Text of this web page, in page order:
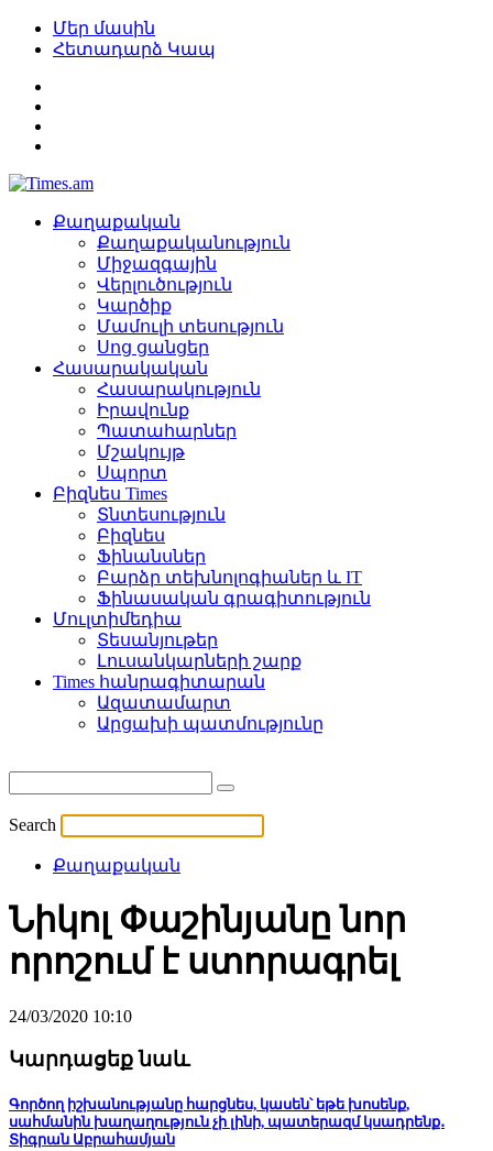
Մեր մասին
Հետադարձ Կապ
Քաղաքական
Քաղաքականություն
Միջազգային
Վերլուծություն
Կարծիք
Մամուլի տեսություն
Սոց ցանցեր
Հասարակական
Հասարակություն
Իրավունք
Պատահարներ
Մշակույթ
Սպորտ
Բիզնես Times
Տնտեսություն
Բիզնես
Ֆինանսներ
Բարձր տեխնոլոգիաներ և IT
Ֆինասական գրագիտություն
Մուլտիմեդիա
Տեսանյութեր
Լուսանկարների շարք
Times հանրագիտարան
Ազատամարտ
Արցախի պատմությունը
Search
Քաղաքական
Նիկոլ Փաշինյանը նոր
որոշում է ստորագրել
24/03/2020 10:10
Կարդացեք նաև
Գործող իշխանությանը հարցնես, կասեն՝ եթե խոսենք,
սահմանին խաղաղություն չի լինի, պատերազմ կսադրենք․
Տիգրան Աբրահամյան